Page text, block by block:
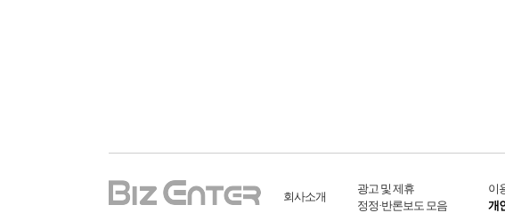
회사소개
광고 및 제휴
정정·반론보도 모음
이
개